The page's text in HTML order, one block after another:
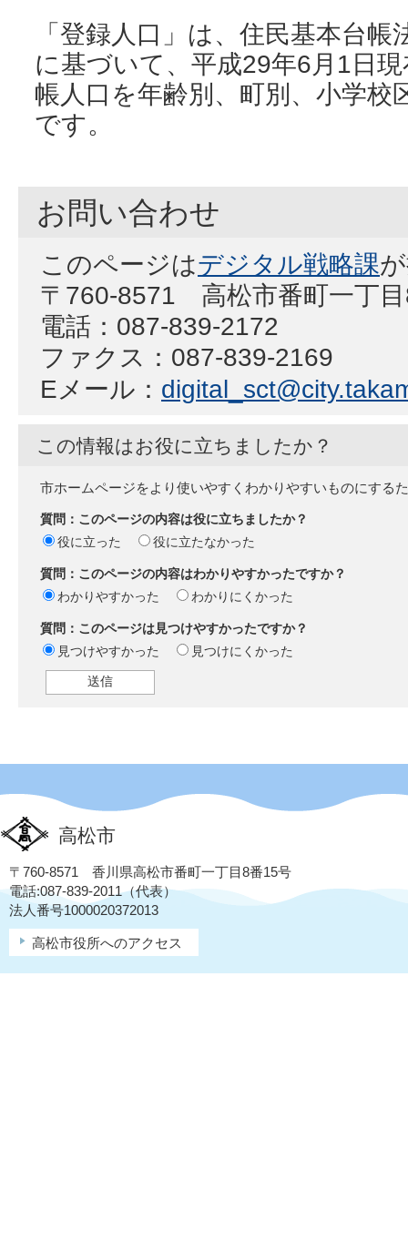
「登録人口」は、住民基本台
に基づいて、平成29年6月1日
帳人口を年齢別、町別、小学
です。
お問い合わせ
このページはデジタル戦略課
〒760-8571 高松市番町一丁
電話：087-839-2172
ファクス：087-839-2169
Eメール：
この情報はお役に立ちましたか？
市ホームページをより使いやすくわかりやすいものにする
質問：このページの内容は役に立ちましたか？
役に立った
役に立たなかった
質問：このページの内容はわかりやすかったですか？
わかりやすかった
わかりにくかった
質問：このページは見つけやすかったですか？
見つけやすかった
見つけにくかった
高松市
〒760-8571 香川県高松市番町一丁目8番15号
電話:087-839-2011（代表）
法人番号1000020372013
高松市役所へのアクセス